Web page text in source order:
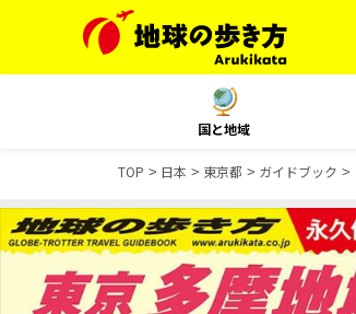
国と地域
TOP 日本 東京都 ガイドブック